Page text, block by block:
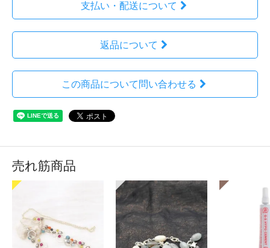
支払い・配送について
返品について
この商品について問い合わせる
売れ筋商品